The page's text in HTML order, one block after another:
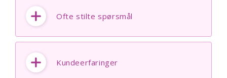
Ofte stilte spørsmål
Kundeerfaringer